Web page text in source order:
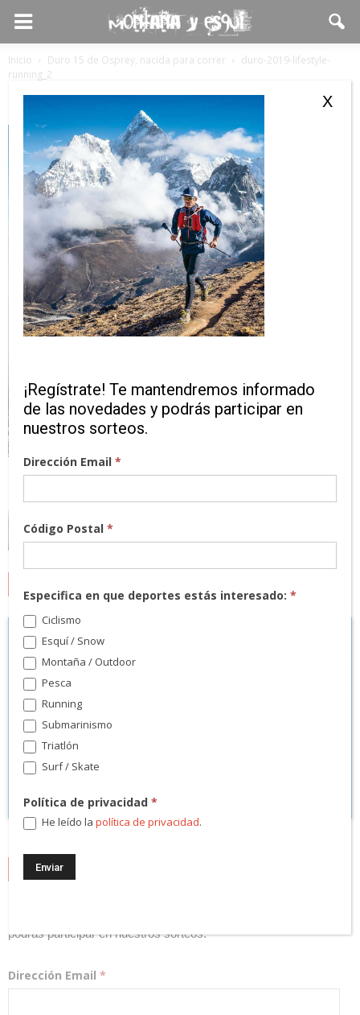
Inicio Duro 15 de Osprey, nacida para correr
duro-2019-lifestyle-
running_2
duro-2019-lifestyle-running_2
NEWSLETTER
podrás participar en nuestros sorteos.
Dirección Email *
¡Regístrate! Te mantendremos informado
de las novedades y podrás participar en
nuestros sorteos.
Dirección Email*
Código Postal*
Especifica en que deportes estás interesado:*
Ciclismo
Esquí / Snow
Montaña / Outdoor
Pesca
Running
Submarinismo
Triatlón
Surf / Skate
Política de privacidad*
He leído lapolítica de privacidad.
X